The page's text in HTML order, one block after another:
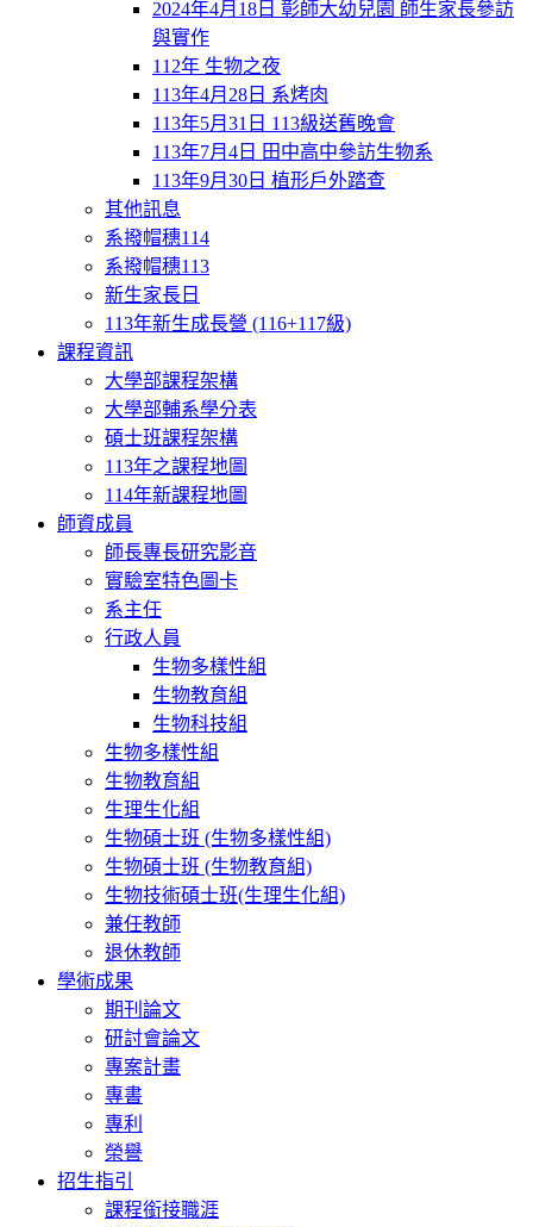
2024年4月18日 彰師大幼兒園 師生家長參訪
與實作
112年 生物之夜
113年4月28日 系烤肉
113年5月31日 113級送舊晚會
113年7月4日 田中高中參訪生物系
113年9月30日 植形戶外踏查
其他訊息
系撥帽穗114
系撥帽穗113
新生家長日
113年新生成長營 (116+117級)
課程資訊
大學部課程架構
大學部輔系學分表
碩士班課程架構
113年之課程地圖
114年新課程地圖
師資成員
師長專長研究影音
實驗室特色圖卡
系主任
行政人員
生物多樣性組
生物教育組
生物科技組
生物多樣性組
生物教育組
生理生化組
生物碩士班 (生物多樣性組)
生物碩士班 (生物教育組)
生物技術碩士班(生理生化組)
兼任教師
退休教師
學術成果
期刊論文
研討會論文
專案計畫
專書
專利
榮譽
招生指引
課程銜接職涯